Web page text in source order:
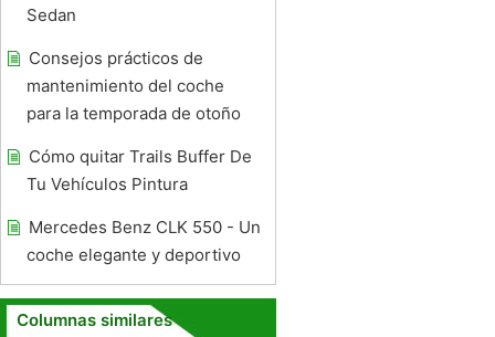
Sedan
Consejos prácticos de
mantenimiento del coche
para la temporada de otoño
Cómo quitar Trails Buffer De
Tu Vehículos Pintura
Mercedes Benz CLK 550 - Un
coche elegante y deportivo
Columnas similares